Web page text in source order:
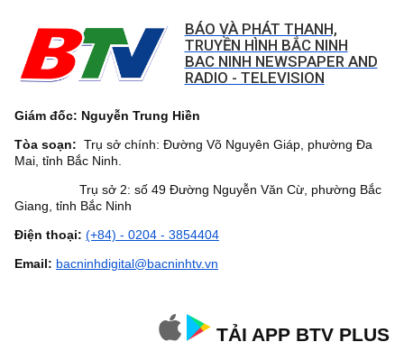
BÁO VÀ PHÁT THANH,
TRUYỀN HÌNH BẮC NINH
BAC NINH NEWSPAPER AND
RADIO - TELEVISION
Giám đốc: Nguyễn Trung Hiền
Tòa soạn: Trụ sở chính: Đường Võ Nguyên Giáp, phường Đa
Mai, tỉnh Bắc Ninh.
Trụ sở 2: số 49 Đường Nguyễn Văn Cừ, phường Bắc
Giang, tỉnh Bắc Ninh
Điện thoại: (+84) - 0204 - 3854404
Email: bacninhdigital@bacninhtv.vn
TẢI APP BTV PLUS